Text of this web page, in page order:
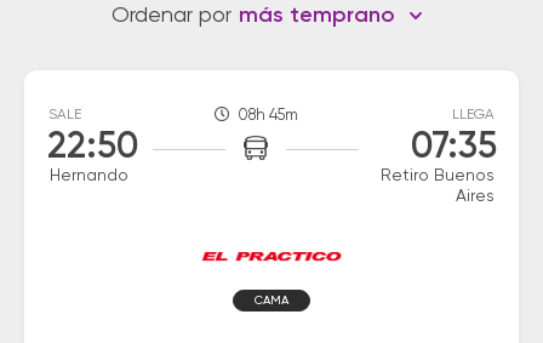
Ordenar por más temprano
SALE
22:50
Hernando
08h 45m LLEGA
07:35
Retiro Buenos
Aires
CAMA